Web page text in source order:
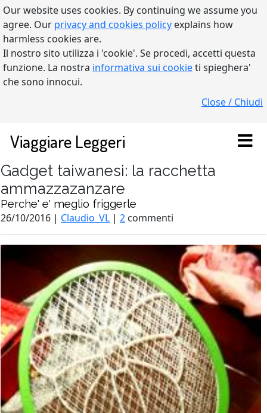
Our website uses cookies. By continuing we assume you
agree. Our privacy and cookies policy explains how
harmless cookies are.
Il nostro sito utilizza i 'cookie'. Se procedi, accetti questa
funzione. La nostra informativa sui cookieti spieghera'
che sono innocui.
Close / Chiudi
Viaggiare Leggeri
Gadget taiwanesi: la racchetta
ammazzazanzare
Perche' e' meglio friggerle
26/10/2016 | Claudio_VL | 2 commenti